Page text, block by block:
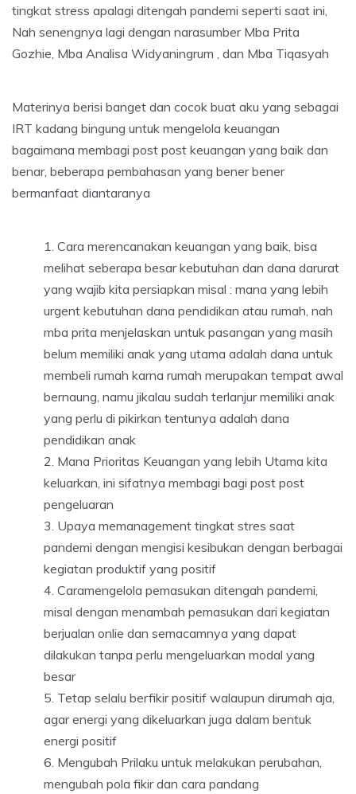
tingkat stress apalagi ditengah pandemi seperti saat ini,
Nah senengnya lagi dengan narasumber Mba Prita
Gozhie, Mba Analisa Widyaningrum , dan Mba Tiqasyah
Materinya berisi banget dan cocok buat aku yang sebagai
IRT kadang bingung untuk mengelola keuangan
bagaimana membagi post post keuangan yang baik dan
benar, beberapa pembahasan yang bener bener
bermanfaat diantaranya
Cara merencanakan keuangan yang baik, bisa
melihat seberapa besar kebutuhan dan dana darurat
yang wajib kita persiapkan misal : mana yang lebih
urgent kebutuhan dana pendidikan atau rumah, nah
mba prita menjelaskan untuk pasangan yang masih
belum memiliki anak yang utama adalah dana untuk
membeli rumah karna rumah merupakan tempat awal
bernaung, namu jikalau sudah terlanjur memiliki anak
yang perlu di pikirkan tentunya adalah dana
pendidikan anak
Mana Prioritas Keuangan yang lebih Utama kita
keluarkan, ini sifatnya membagi bagi post post
pengeluaran
Upaya memanagement tingkat stres saat
pandemi dengan mengisi kesibukan dengan berbagai
kegiatan produktif yang positif
Caramengelola pemasukan ditengah pandemi,
misal dengan menambah pemasukan dari kegiatan
berjualan onlie dan semacamnya yang dapat
dilakukan tanpa perlu mengeluarkan modal yang
besar
Tetap selalu berfikir positif walaupun dirumah aja,
agar energi yang dikeluarkan juga dalam bentuk
energi positif
Mengubah Prilaku untuk melakukan perubahan,
mengubah pola fikir dan cara pandang